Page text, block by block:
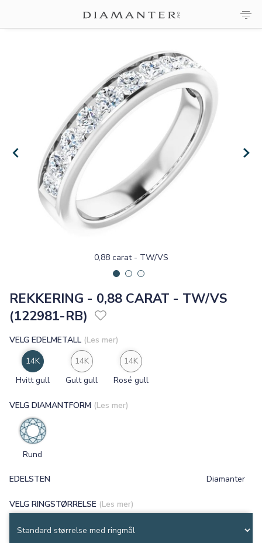
0,88 carat - TW/VS
REKKERING - 0,88 CARAT - TW/VS
(122981-RB)
EDELSTEN Diamanter
VELG EDELMETALL (Les mer)
14K
Hvitt gull
14K
Gult gull
14K
Rosé gull
VELG DIAMANTFORM (Les mer)
Rund
VELG RINGSTØRRELSE (Les mer)